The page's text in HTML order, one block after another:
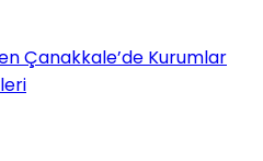
Çanakkale’de Kurumlar